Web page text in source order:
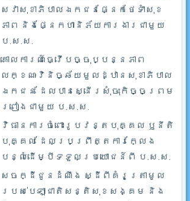
សេវាសុខាភិបាលឯកជនផ្នែកថែទាំសុខ
ភាព និងផ្នែកហានិភ័យការងារជាមួយ
ប.ស.ស.
គោលការណ៍ធ្វើបច្ចុប្បន្នភាព
លក្ខណៈវិនិច្ឆ័យមួលដ្ឋានសុខាភិបាល
ឯកជន ដែលបានស្នើរសុំចុះកិច្ចព្រម
ព្រៀងជាមួយ ប.ស.ស.
វិធានការចំពោះរូបវន្តបុគ្គល ឫនីតិ
បុគ្គល ដែលប្រព្រឹត្តការក្លែង
បន្លំដើម្បីទទួលប្រយោជន៍ពី ប.ស.ស.
សេចក្ដីជូនដំណឹង ស្ដីពីគំរូត្រាមូល
របស់បេឡាជាតិសន្តិសុខសង្គម និង